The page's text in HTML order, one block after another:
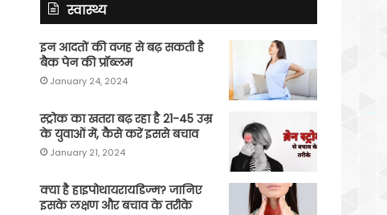
स्वास्थ्य
इन आदतों की वजह से बढ़ सकती है
बैक पेन की प्रॉब्लम
January 24, 2024
स्ट्रोक का खतरा बढ़ रहा है 21-45 उम्र
के युवाओं में, कैसे करें इससे बचाव
January 21, 2024
क्या है हाइपोथायरायडिज्म? जानिए
इसके लक्षण और बचाव के तरीके